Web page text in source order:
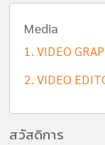
Media
VIDEO
VIDEO
สวัสดิการ